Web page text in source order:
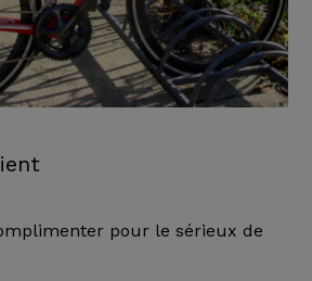
pour le sérieux de